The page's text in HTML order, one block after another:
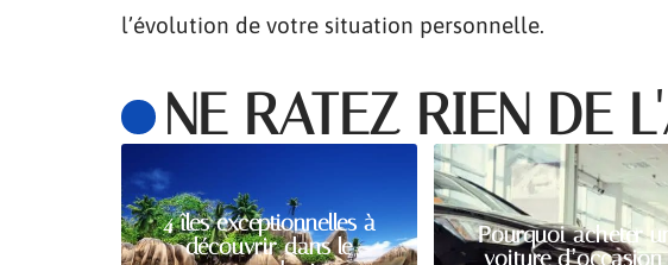
l’évolution de votre situation personnelle.
NE RATEZ RIEN DE
4 îles exceptionnelles à
découvrir dans le
Pourquoi acheter
voiture d’occasion